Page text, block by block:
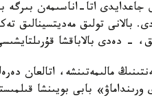
اتا-اناسىمەن بىرگە
بالانى تولىق مەديتسينالىق
- دەدى بالاباقشا
مالىمەتىنشە، اتالعان
ورىنداماۋ» بابى بويىنشا